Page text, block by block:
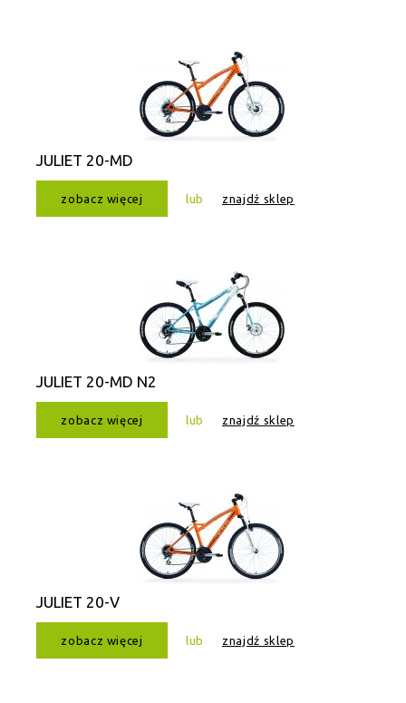
JULIET 20-MD
zobacz więcej lub znajdź sklep
JULIET 20-MD N2
zobacz więcej lub znajdź sklep
JULIET 20-V
zobacz więcej lub znajdź sklep